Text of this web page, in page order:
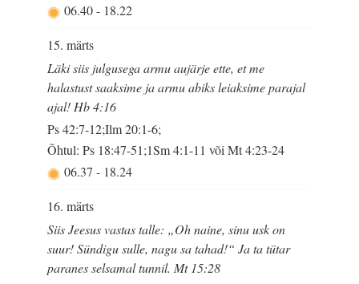
06.40- 18.22
15. märts
Läki siis julgusega armu aujärje ette, et me
halastust saaksime ja armu abiks leiaksime parajal
ajal! Hb 4:16
Ps 42:7-12;Ilm 20:1-6;
Õhtul: Ps 18:47-51;1Sm 4:1-11 või Mt 4:23-24
06.37- 18.24
16. märts
Siis Jeesus vastas talle: „Oh naine, sinu usk on
suur! Sündigu sulle, nagu sa tahad!“ Ja ta tütar
paranes selsamal tunnil. Mt 15:28